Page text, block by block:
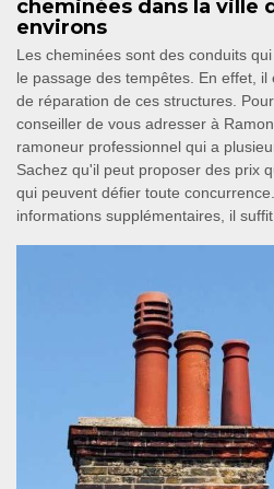
cheminées dans la ville
environs
Les cheminées sont des conduits
le passage des tempêtes. En effet,
de réparation de ces structures.
conseiller de vous adresser à
ramoneur professionnel qui a
Sachez qu'il peut proposer des prix
qui peuvent défier toute
informations supplémentaires, il